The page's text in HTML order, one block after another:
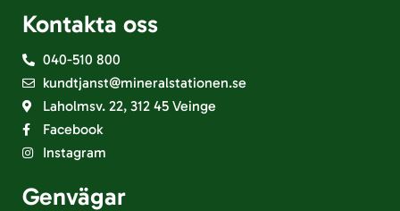
Kontakta oss
040-510 800
kundtjanst@mineralstationen.se
Laholmsv. 22, 312 45 Veinge
Facebook
Instagram
Genvägar